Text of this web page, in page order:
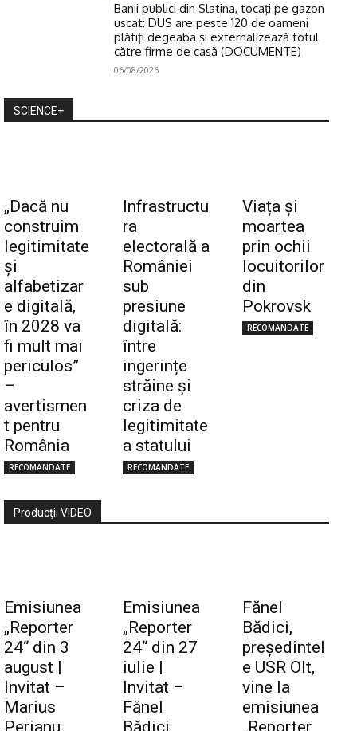
Banii publici din Slatina, tocaţi pe gazon
uscat: DUS are peste 120 de oameni
plătiţi degeaba şi externalizează totul
către firme de casă (DOCUMENTE)
06/08/2026
SCIENCE+
„Dacă nu
construim
legitimitate
și
alfabetizar
e digitală,
în 2028 va
fi mult mai
periculos”
–
avertismen
t pentru
România
RECOMANDATE
Infrastructu
ra
electorală a
României
sub
presiune
digitală:
între
ingerințe
străine și
criza de
legitimitate
a statului
RECOMANDATE
Viața și
moartea
prin ochii
locuitorilor
din
Pokrovsk
RECOMANDATE
Producţii VIDEO
Emisiunea
„Reporter
24“ din 3
august |
Invitat –
Marius
Emisiunea
„Reporter
24“ din 27
iulie |
Invitat –
Fănel
Fănel
Bădici,
preşedintel
e USR Olt,
vine la
emisiunea